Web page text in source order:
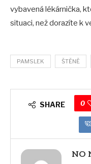
vybavená lékárnička,
situaci, než dorazíte k
PAMSLEK ŠTĚNĚ
SHARE 0
NO